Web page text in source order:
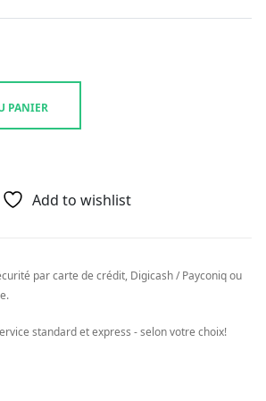
PANIER
Add to wishlist
par carte de crédit, Digicash / Payconiq ou
standard et express - selon votre choix!